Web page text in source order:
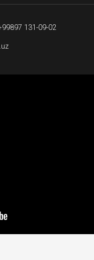
131-09-02